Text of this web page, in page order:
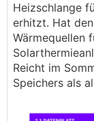
Heizschlange
erhitzt. Hat
Wärmequellen
Reicht im
Speichers als